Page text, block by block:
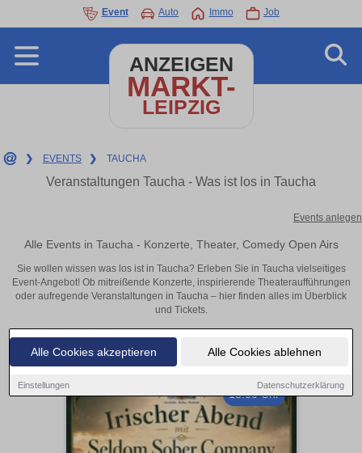
Alle Cookies akzeptieren Alle Cookies ablehnen
Einstellungen Datenschutzerklärung
Event Auto Immo Job
ANZEIGEN
MARKT-
LEIPZIG
❯ EVENTS ❯ TAUCHA
Veranstaltungen Taucha - Was ist los in Taucha
Events anlegen
Alle Events in Taucha - Konzerte, Theater, Comedy Open Airs
Sie wollen wissen was los ist in Taucha? Erleben Sie in Taucha vielseitiges
Event-Angebot! Ob mitreißende Konzerte, inspirierende Theateraufführungen
oder aufregende Veranstaltungen in Taucha – hier finden alles im Überblick
und Tickets.
18:00 Uhr